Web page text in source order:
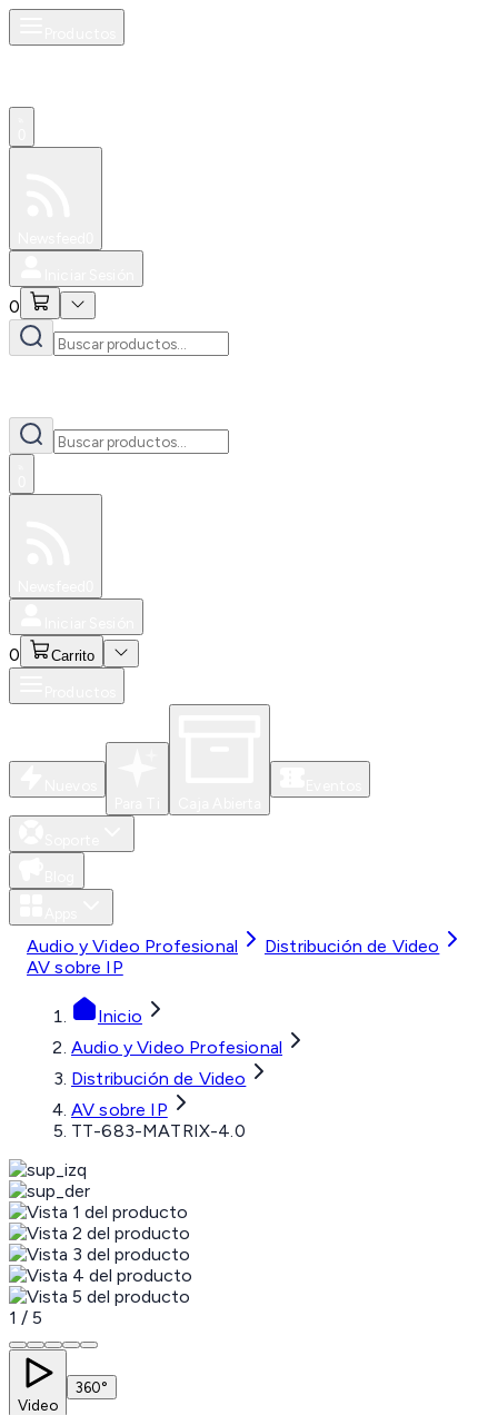
0
0 Carrito
Audio y Video Profesional
Distribución de Video
AV sobre IP
Inicio
Audio y Video Profesional
Distribución de Video
AV sobre IP
TT-683-MATRIX-4.0
1 / 5
Video
360°